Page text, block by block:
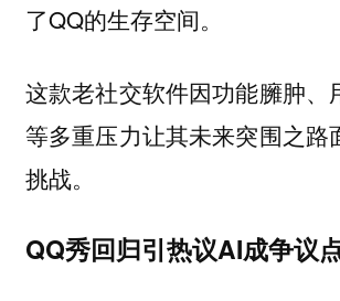
了QQ的生存空间。
这款老社交软件因功能臃肿、
等多重压力让其未来突围之路
挑战。
QQ秀回归引热议AI成争议